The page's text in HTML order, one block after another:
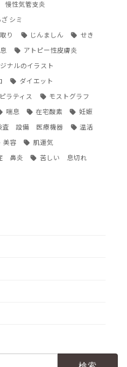
性気管支炎
ざ シミ
り じんましん せき
アトピー性皮膚炎
ナルのイラスト
ダイエット
ピラティス モストグラフ
喘息 在宅酸素 妊娠
査 設備 医療機器 温活
美容 肌運気
鼻炎 苦しい 息切れ